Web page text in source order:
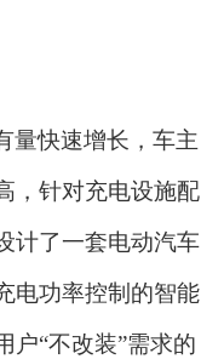
量快速增长，车主
，针对充电设施配
计了一套电动汽车
电功率控制的智能
户“不改装”需求的